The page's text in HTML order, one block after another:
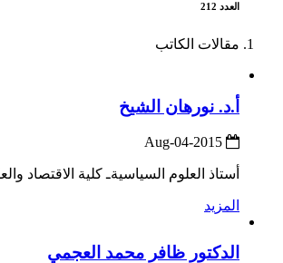
العدد 212
مقالات الكاتب
أ.د. نورهان الشيخ
أستاذ العلوم السياسيةـ كلية الاقتصاد
المزيد
الدكتور ظافر محمد العجمي